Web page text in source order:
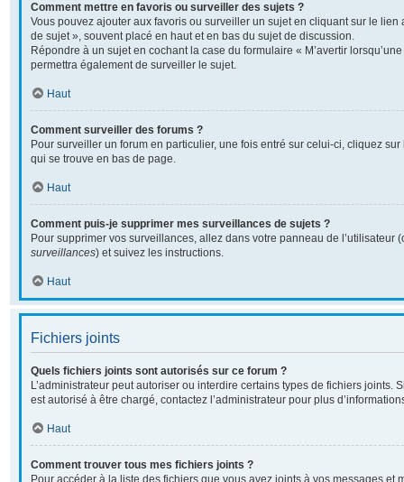
Comment mettre en favoris ou surveiller des sujets ?
Vous pouvez ajouter aux favoris ou surveiller un sujet en cliquant sur le
de sujet », souvent placé en haut et en bas du sujet de discussion.
Répondre à un sujet en cochant la case du formulaire « M’avertir
permettra également de surveiller le sujet.
Haut
Comment surveiller des forums ?
Pour surveiller un forum en particulier, une fois entré sur celui-ci, cliquez
qui se trouve en bas de page.
Haut
Comment puis-je supprimer mes surveillances de sujets ?
Pour supprimer vos surveillances, allez dans votre panneau de l’utilisateur
surveillances) et suivez les instructions.
Haut
Fichiers joints
Quels fichiers joints sont autorisés sur ce forum ?
L’administrateur peut autoriser ou interdire certains types de fichiers joints.
est autorisé à être chargé, contactez l’administrateur pour plus
Haut
Comment trouver tous mes fichiers joints ?
Pour accéder à la liste des fichiers que vous avez joints à vos messages et